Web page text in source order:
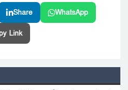
Share WhatsApp
Link